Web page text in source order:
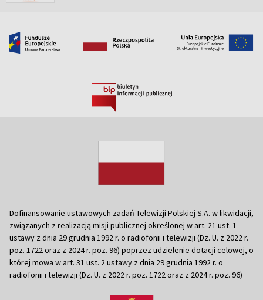
Dofinansowanie ustawowych zadań Telewizji Polskiej S.A. w likwidacji,
związanych z realizacją misji publicznej określonej w art. 21 ust. 1
ustawy z dnia 29 grudnia 1992 r. o radiofonii i telewizji (Dz. U. z 2022 r.
poz. 1722 oraz z 2024 r. poz. 96) poprzez udzielenie dotacji celowej, o
której mowa w art. 31 ust. 2 ustawy z dnia 29 grudnia 1992 r. o
radiofonii i telewizji (Dz. U. z 2022 r. poz. 1722 oraz z 2024 r. poz. 96)